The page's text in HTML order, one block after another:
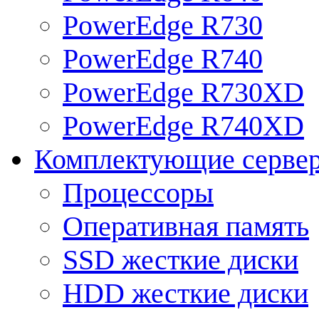
PowerEdge R730
PowerEdge R740
PowerEdge R730XD
PowerEdge R740XD
Комплектующие
Процессоры
Оперативная память
SSD жесткие диски
HDD жесткие диски